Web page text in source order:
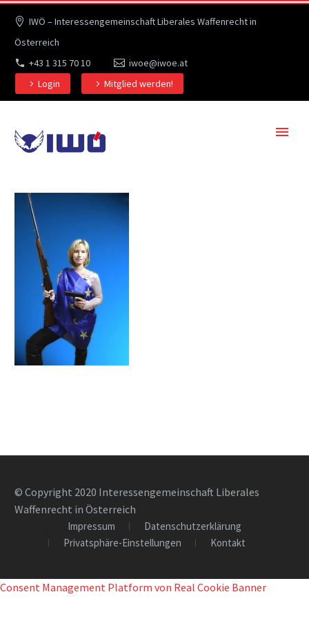
IWÖ – Interessengemeinschaft Liberales Waffenrecht in
Österreich
+43 1 315 70 10
iwoe@iwoe.at
Login
Mitglied werden!
© Copyright 2020 Interessengemeinschaft Liberales
Waffenrecht in Österreich
Impressum
Datenschutzerklärung
Privatsphäre-Einstellungen
Kontakt
Consent Management Platform von Real Cookie Banner